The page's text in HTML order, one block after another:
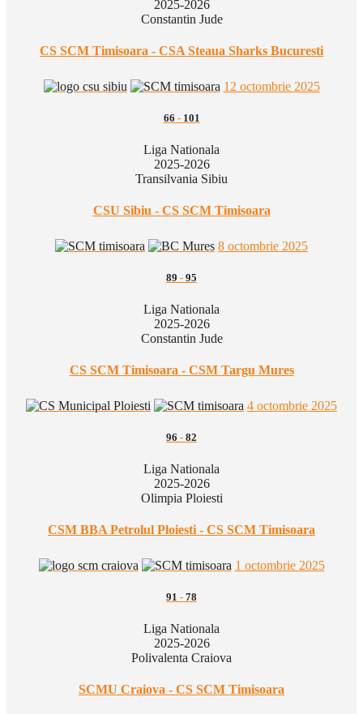
2025-2026
Constantin Jude
CS SCM Timisoara - CSA Steaua Sharks Bucuresti
12 octombrie 2025
66 - 101
Liga Nationala
2025-2026
Transilvania Sibiu
CSU Sibiu - CS SCM Timisoara
8 octombrie 2025
89 - 95
Liga Nationala
2025-2026
Constantin Jude
CS SCM Timisoara - CSM Targu Mures
4 octombrie 2025
96 - 82
Liga Nationala
2025-2026
Olimpia Ploiesti
CSM BBA Petrolul Ploiesti - CS SCM Timisoara
1 octombrie 2025
91 - 78
Liga Nationala
2025-2026
Polivalenta Craiova
SCMU Craiova - CS SCM Timisoara